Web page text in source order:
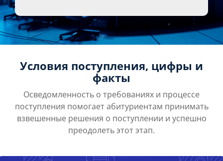
Условия поступления, цифры и
факты
Осведомленность о требованиях и процессе
поступления помогает абитуриентам принимать
взвешенные решения о поступлении и успешно
преодолеть этот этап.